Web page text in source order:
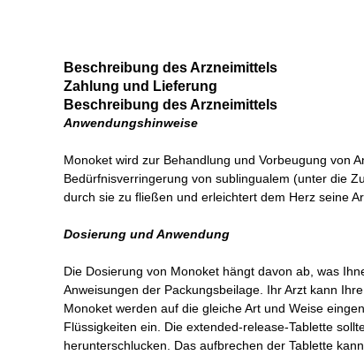
Beschreibung des Arzneimittels
Zahlung und Lieferung
Beschreibung des Arzneimittels
Anwendungshinweise
Monoket wird zur Behandlung und Vorbeugung von
Bedürfnisverringerung von sublingualem (unter die
durch sie zu fließen und erleichtert dem Herz seine
Dosierung und Anwendung
Die Dosierung von Monoket hängt davon ab, was
Anweisungen der Packungsbeilage. Ihr Arzt kann
Monoket werden auf die gleiche Art und Weise
Flüssigkeiten ein. Die extended-release-Tablette
herunterschlucken. Das aufbrechen der Tablette